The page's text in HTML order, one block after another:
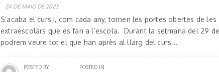
24 DE MAIG DE 2023
S’acaba el curs i, com cada any, tornen les portes obertes de
extraescolars que es fan a l’escola. Durant la setmana del 29 de
podrem veure tot el que han après al llarg del curs ..
POSTED BY POSTED IN